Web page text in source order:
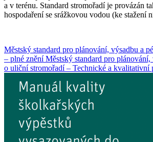
a v terénu. Standard stromořadí je provázán
hospodaření se srážkovou vodou (ke stažení
Městský standard pro plánování, výsadbu a
– plné zněníMěstský standard pro plánování,
o uliční stromořadí – Technické a kvalitativní